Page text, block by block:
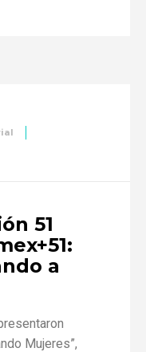
51
a
Mujeres”,